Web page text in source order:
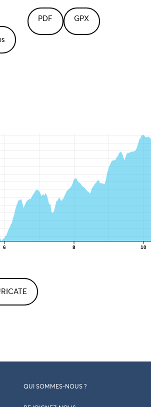
PDF GPX
6 8 10
QUI SOMMES-NOUS ?